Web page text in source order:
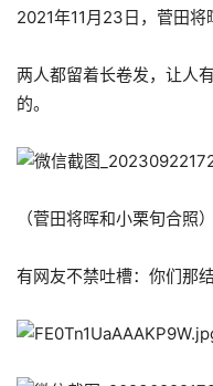
2021年11月23日，菅田将
两人都留着长卷发，让人
的。
（菅田将晖和小栗旬合照）
有网友不禁吐槽：你们那